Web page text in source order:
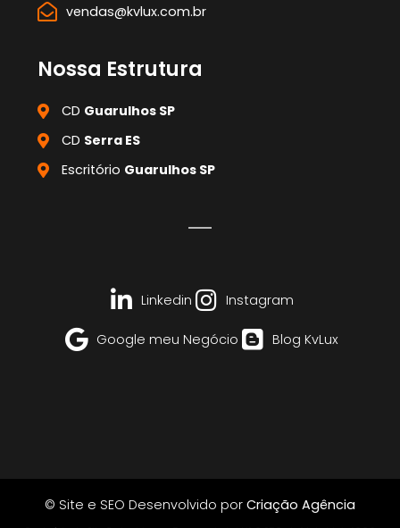
vendas@kvlux.com.br
Nossa Estrutura
CD Guarulhos SP
CD Serra ES
Escritório Guarulhos SP
Linkedin Instagram
Google meu Negócio Blog KvLux
© Site e SEO Desenvolvido por Criação Agência